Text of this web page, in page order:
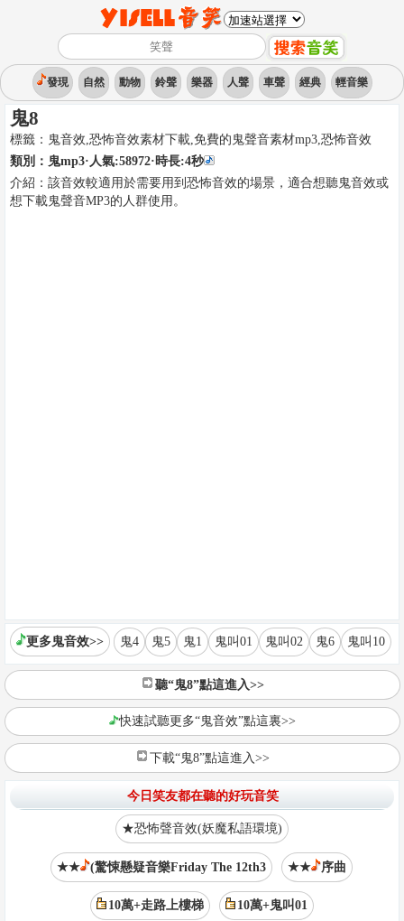
發現 自然 動物 鈴聲 樂器 人聲 車聲 經典 輕音樂
鬼8
標籤： 鬼音效,恐怖音效素材下載,免費的鬼聲音素材mp3,恐怖音效
類別： 鬼mp3·人氣:58972·時長:4秒
介紹： 該音效較適用於需要用到恐怖音效的場景，適合想聽鬼音效或
想下載鬼聲音MP3的人群使用。
更多鬼音效>> 鬼4 鬼5 鬼1 鬼叫01 鬼叫02 鬼6 鬼叫10
聽“鬼8”點這進入>>
快速試聽更多“鬼音效”點這裏>>
下載“鬼8”點這進入>>
今日笑友都在聽的好玩音笑
★恐怖聲音效(妖魔私語環境)
★★ (驚悚懸疑音樂Friday The 12th3 ★★ 序曲
10萬+走路上樓梯 10萬+鬼叫01